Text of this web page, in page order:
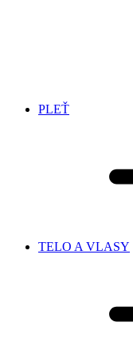
PLEŤ
TELO A VLASY